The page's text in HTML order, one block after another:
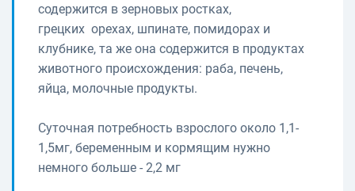
содержится в зерновых ростках,
грецких орехах, шпинате, помидорах и
клубнике, та же она содержится в продуктах
животного происхождения: раба, печень,
яйца, молочные продукты.
Суточная потребность взрослого около 1,1-
1,5мг, беременным и кормящим нужно
немного больше - 2,2 мг